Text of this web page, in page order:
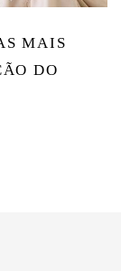
MAIS
DO